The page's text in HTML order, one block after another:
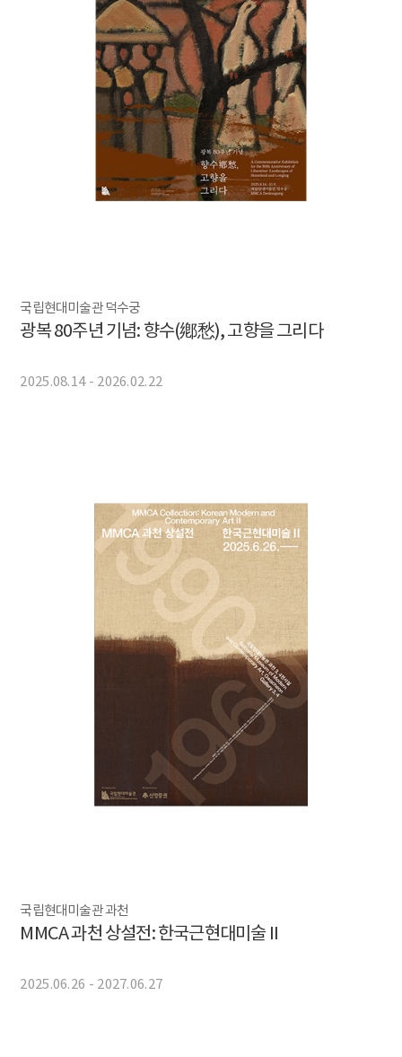
국립현대미술관 덕수궁
광복 80주년 기념: 향수(鄕愁), 고향을 그리다
2025.08.14 - 2026.02.22
국립현대미술관 과천
MMCA 과천 상설전: 한국근현대미술 II
2025.06.26 - 2027.06.27